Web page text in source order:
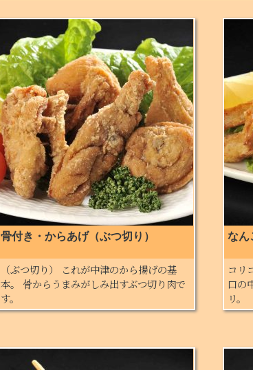
骨付き・からあげ（ぶつ切り）
（ぶつ切り） これが中津のから揚げの基
本。 骨からうまみがしみ出すぶつ切り肉で
す。
なん
コリ
口の
リ。